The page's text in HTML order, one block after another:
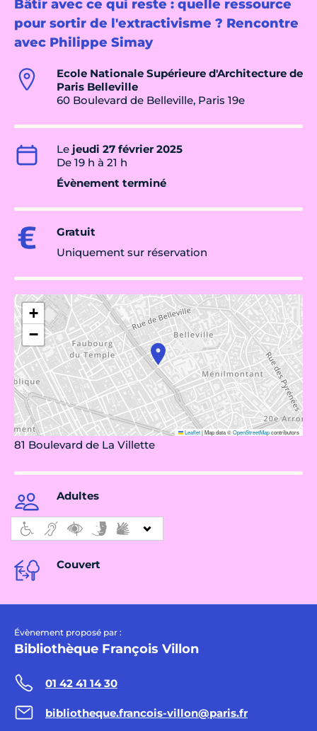
Bâtir avec ce qui reste : quelle ressource
pour sortir de l'extractivisme ? Rencontre
avec Philippe Simay
Ecole Nationale Supérieure d'Architecture de
Paris Belleville
60 Boulevard de Belleville, Paris 19e
Le jeudi 27 février 2025
De 19 h à 21 h
Évènement terminé
Gratuit
Uniquement sur réservation
+
−
Leaflet|Map data ©OpenStreetMapcontributors
81 Boulevard de La Villette
Adultes
Couvert
Évènement proposé par :
Bibliothèque François Villon
01 42 41 14 30
bibliotheque.francois-villon@paris.fr